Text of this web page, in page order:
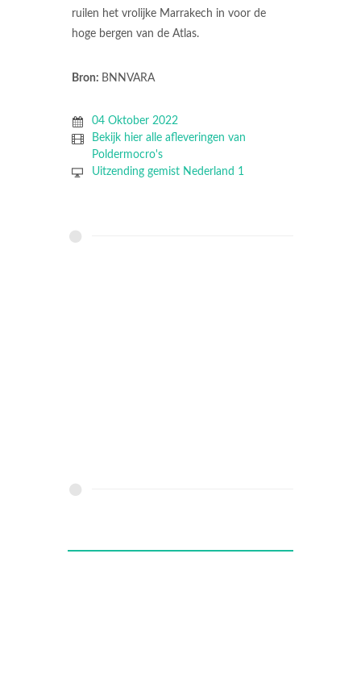
ruilen het vrolijke Marrakech in voor de
hoge bergen van de Atlas.
Bron: BNNVARA
04 Oktober 2022
Bekijk hier alle afleveringen van
Poldermocro's
Uitzending gemist Nederland 1